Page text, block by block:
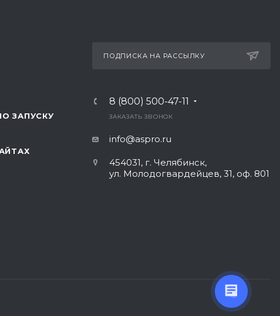
ЗАПУСКУ
ПОДПИСКА НА РАССЫЛКУ
8 (800) 500-47-11
ЗАКАЗАТЬ ЗВОНОК
info@aspro.ru
454031, г. Челябинск,
ул. Молодогвардейцев, 31, оф. 801